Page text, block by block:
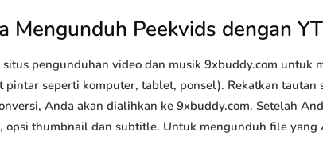
Mengunduh Peekvids dengan
pengunduhan video dan musik 9xbuddy.com untuk
seperti komputer, tablet, ponsel). Rekatkan tautan
Anda akan dialihkan ke 9xbuddy.com. Setelah
thumbnail dan subtitle. Untuk mengunduh file yang